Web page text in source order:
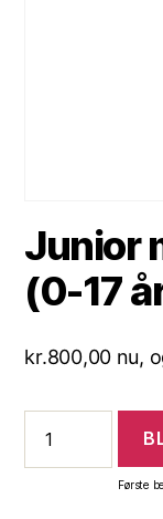
Junior
(0-17
kr.800,00 nu,
medlemsskab
(0-
Første